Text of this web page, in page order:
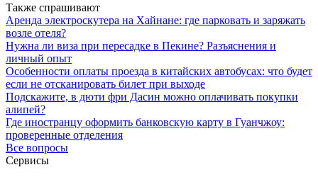
Также спрашивают
Аренда электроскутера на Хайнане: где парковать и заряжать
возле отеля?
Нужна ли виза при пересадке в Пекине? Разъяснения и
личный опыт
Особенности оплаты проезда в китайских автобусах: что будет
если не отсканировать билет при выходе
Подскажите, в дюти фри Дасин можно оплачивать покупки
алипей?
Где иностранцу оформить банковскую карту в Гуанчжоу:
проверенные отделения
Все вопросы
Сервисы